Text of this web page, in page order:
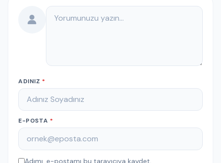
Yorumunuz
ADINIZ *
E-POSTA *
Adımı, e-postamı bu tarayıcıya kaydet.